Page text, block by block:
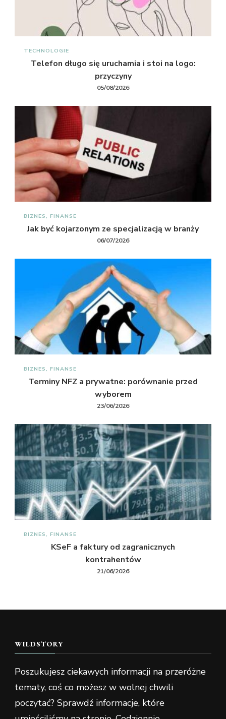
TECHNOLOGIE
Telefon długo się uruchamia i stoi na logo:
przyczyny
05/08/2026
BIZNES, FINANSE
Jak być kojarzonym ze specjalizacją w branży
06/07/2026
BIZNES, FINANSE
Terminy NFZ a prywatne: porównanie przed
wyborem
23/06/2026
BIZNES, FINANSE
KSeF a faktury od zagranicznych
kontrahentów
21/06/2026
WILDSTORY
Poszukujesz ciekawych informacji na przeróżne
tematy, coś co możesz w wolnej chwili
poczytać? Sprawdź informacje, które